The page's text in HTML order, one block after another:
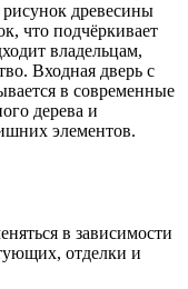
древесины
что подчёркивает
владельцам,
Входная дверь с
в современные
дерева и
элементов.
в зависимости
отделки и